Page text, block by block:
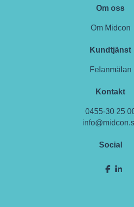
Om oss
Om Midcon
Kundtjänst
Felanmälan
Kontakt
0455-30 25
Social